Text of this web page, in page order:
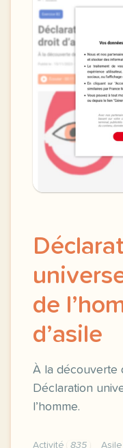
de
d’asile
À la découverte
Déclaration
l’homme.
Activité 835 Asile